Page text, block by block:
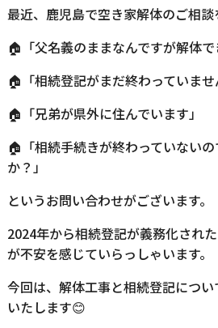
最近、鹿児島で空き家解体のご相談
🏠「父名義のままなんですが解体で
🏠「相続登記がまだ終わっていませ
🏠「兄弟が県外に住んでいます」
🏠「相続手続きが終わっていない
か？」
というお問い合わせがございます。
2024年から相続登記が義務化され
が不安を感じていらっしゃいます。
今回は、解体工事と相続登記につ
いたします😊